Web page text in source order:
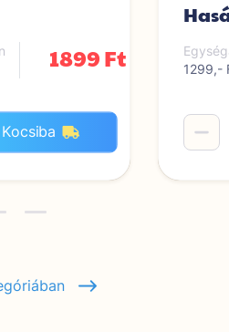
1899 Ft
Kocsiba
1299,-